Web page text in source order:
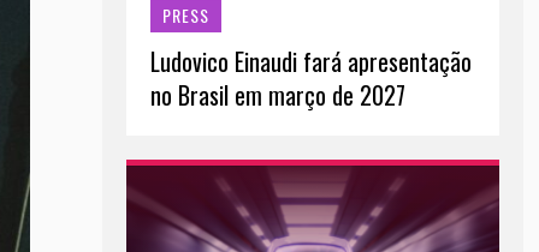
PRESS
Ludovico Einaudi fará apresentação
no Brasil em março de 2027